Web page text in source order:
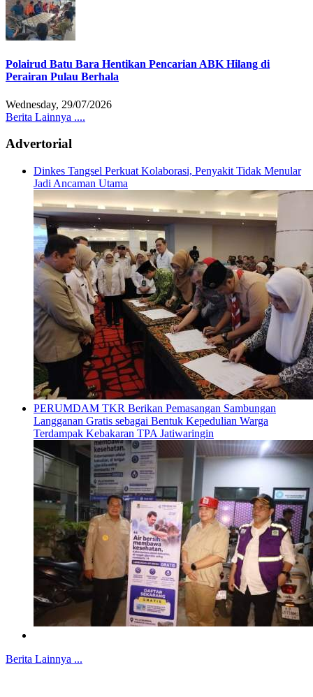
Polairud Batu Bara Hentikan Pencarian ABK Hilang di
Perairan Pulau Berhala
Wednesday, 29/07/2026
Berita Lainnya ....
Advertorial
Dinkes Tangsel Perkuat Kolaborasi, Penyakit Tidak Menular
Jadi Ancaman Utama
PERUMDAM TKR Berikan Pemasangan Sambungan
Langganan Gratis sebagai Bentuk Kepedulian Warga
Terdampak Kebakaran TPA Jatiwaringin
Berita Lainnya ...